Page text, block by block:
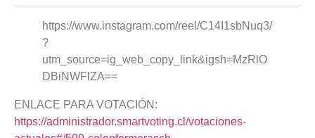
https://www.instagram.com/reel/C14I1sbNuq3/
?
utm_source=ig_web_copy_link&igsh=MzRlO
DBiNWFlZA==
ENLACE PARA VOTACIÓN:
https://administrador.smartvoting.cl/votaciones-